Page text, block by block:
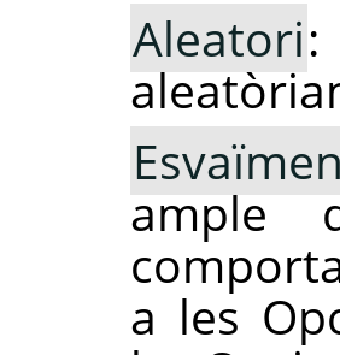
Aleatori
ample
a les